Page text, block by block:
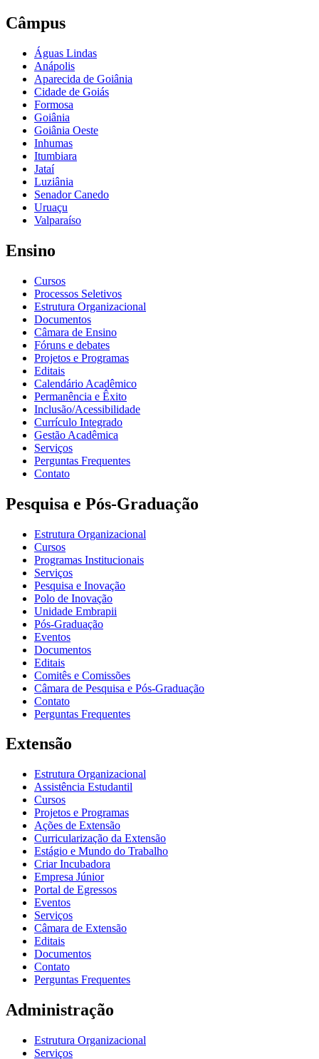
Câmpus
Águas Lindas
Anápolis
Aparecida de Goiânia
Cidade de Goiás
Formosa
Goiânia
Goiânia Oeste
Inhumas
Itumbiara
Jataí
Luziânia
Senador Canedo
Uruaçu
Valparaíso
Ensino
Cursos
Processos Seletivos
Estrutura Organizacional
Documentos
Câmara de Ensino
Fóruns e debates
Projetos e Programas
Editais
Calendário Acadêmico
Permanência e Êxito
Inclusão/Acessibilidade
Currículo Integrado
Gestão Acadêmica
Serviços
Perguntas Frequentes
Contato
Pesquisa e Pós-Graduação
Estrutura Organizacional
Cursos
Programas Institucionais
Serviços
Pesquisa e Inovação
Polo de Inovação
Unidade Embrapii
Pós-Graduação
Eventos
Documentos
Editais
Comitês e Comissões
Câmara de Pesquisa e Pós-Graduação
Contato
Perguntas Frequentes
Extensão
Estrutura Organizacional
Assistência Estudantil
Cursos
Projetos e Programas
Ações de Extensão
Curricularização da Extensão
Estágio e Mundo do Trabalho
Criar Incubadora
Empresa Júnior
Portal de Egressos
Eventos
Serviços
Câmara de Extensão
Editais
Documentos
Contato
Perguntas Frequentes
Administração
Estrutura Organizacional
Serviços